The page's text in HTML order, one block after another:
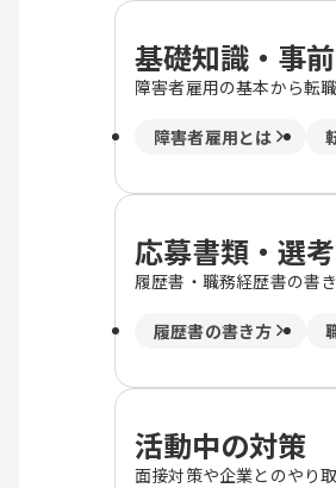
基礎知識・事
障害者雇用の基本から転
障害者雇用とは
応募書類・選
履歴書・職務経歴書の書
履歴書の書き方
活動中の対策
面接対策や企業とのやり